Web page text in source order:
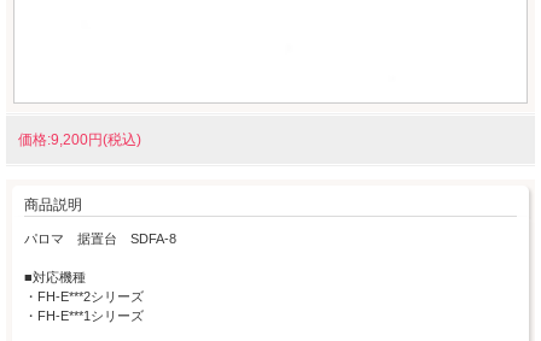
価格:9,200円(税込)
商品説明
パロマ 据置台 SDFA-8
■対応機種
・FH-E***2シリーズ
・FH-E***1シリーズ